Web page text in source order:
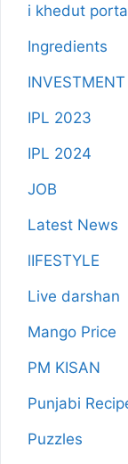
i khedut
Ingredients
INVESTMENT
IPL 2023
IPL 2024
JOB
Latest News
lIFESTYLE
Live darshan
Mango Price
PM KISAN
Punjabi
Puzzles